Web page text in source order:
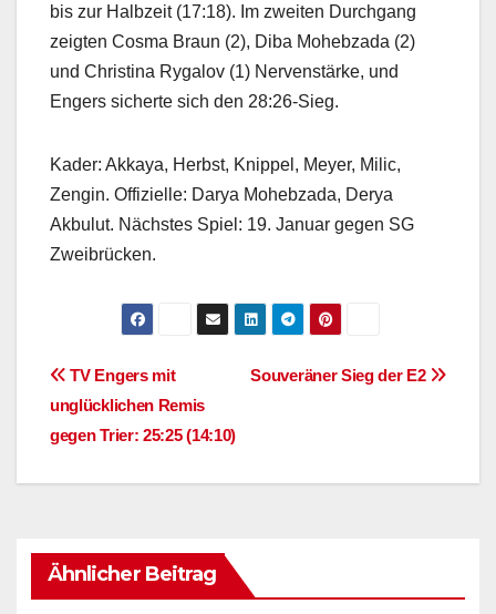
bis zur Halbzeit (17:18). Im zweiten Durchgang
zeigten Cosma Braun (2), Diba Mohebzada (2)
und Christina Rygalov (1) Nervenstärke, und
Engers sicherte sich den 28:26-Sieg.
Kader: Akkaya, Herbst, Knippel, Meyer, Milic,
Zengin. Offizielle: Darya Mohebzada, Derya
Akbulut. Nächstes Spiel: 19. Januar gegen SG
Zweibrücken.
Beitragsnavigation
Souveräner Sieg der E2
TV Engers mit
unglücklichen Remis
gegen Trier: 25:25 (14:10)
Ähnlicher Beitrag